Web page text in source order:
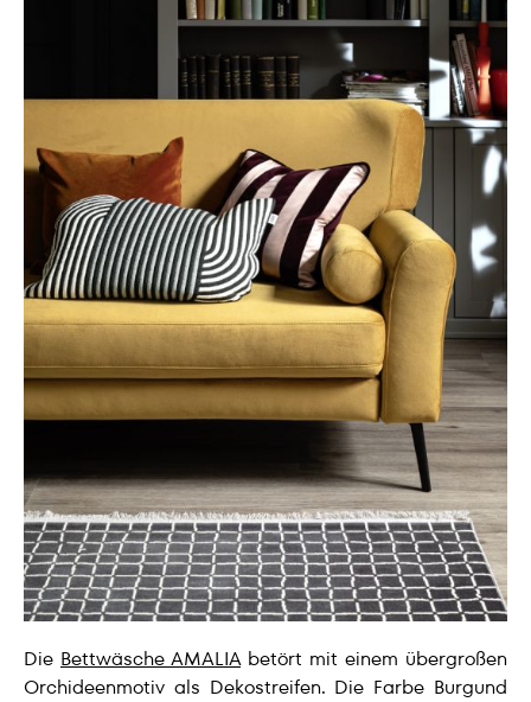
Die Bettwäsche AMALIAbetört mit einem übergroßen
Orchideenmotiv als Dekostreifen. Die Farbe Burgund